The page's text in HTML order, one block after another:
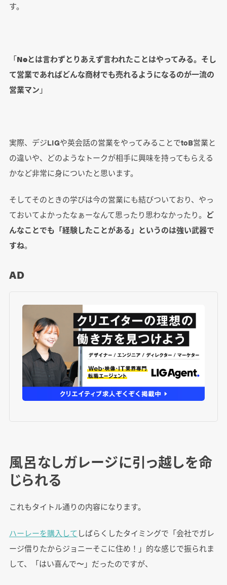
す。
「Noとは言わずとりあえず言われたことはやってみる。そし
て営業であればどんな商材でも売れるようになるのが一流の
営業マン 」
実際、デジLIGや英会話の営業をやってみることでtoB営業と
の違いや、どのようなトークが相手に興味を持ってもらえる
かなど非常に身についたと思います。
そしてそのときの学びは今の営業にも結びついており、やっ
ておいてよかったなぁーなんて思ったり思わなかったり。 ど
んなことでも「経験したことがある」というのは強い武器で
すね。
AD
風呂なしガレージに引っ越しを命
じられる
これもタイトル通りの内容になります。
ハーレーを購入してしばらくしたタイミングで「会社でガレ
ージ借りたからジョニーそこに住め！」的な感じで振られま
して、「はい喜んで〜」だったのですが、